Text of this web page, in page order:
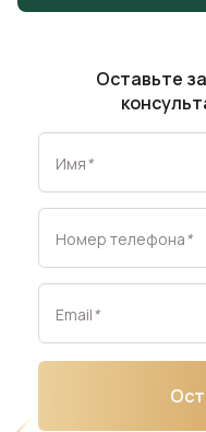
Бурунди
Гвинея
Гвинея-Бисау
Джибути
Египет